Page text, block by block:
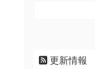
更新情報